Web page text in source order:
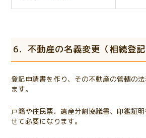
6．不動産の名義変更（相続登記
登記申請書を作り、その不動産の管轄の
ます。
戸籍や住民票、遺産分割協議書、印鑑証
せて必要になります。